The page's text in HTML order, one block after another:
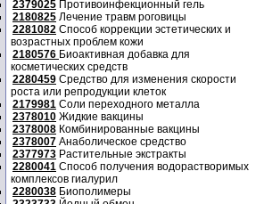
2379025 Противоинфекционный гель
2180825 Лечение травм роговицы
2281082 Способ коррекции эстетических и
возрастных проблем кожи
2180576 Биоактивная добавка для
косметических средств
2280459 Средство для изменения скорости
роста или репродукции клеток
2179981 Соли переходного металла
2378010 Жидкие вакцины
2378008 Комбинированные вакцины
2378007 Анаболическое средство
2377973 Растительные экстракты
2280041 Способ получения водорастворимых
комплексов гиалурил
2280038 Биополимеры